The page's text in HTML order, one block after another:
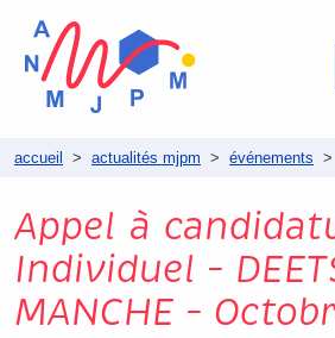
accueil > actualités mjpm > événements >
Appel à
Individuel –
MANCHE –